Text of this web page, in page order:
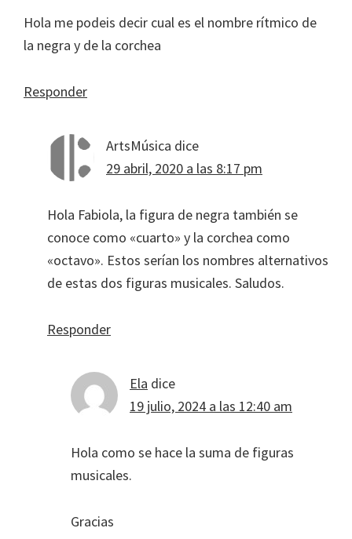
Hola me podeis decir cual es el nombre rítmico de
la negra y de la corchea
Responder
ArtsMúsica dice
29 abril, 2020 a las 8:17 pm
Hola Fabiola, la figura de negra también se
conoce como «cuarto» y la corchea como
«octavo». Estos serían los nombres alternativos
de estas dos figuras musicales. Saludos.
Responder
Ela dice
19 julio, 2024 a las 12:40 am
Hola como se hace la suma de figuras
musicales.
Gracias